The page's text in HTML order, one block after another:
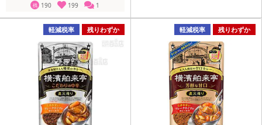
残 190 199 1
軽減税率 残りわずか 軽減税率 残りわずか